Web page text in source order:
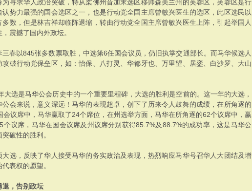
为寻求华人政治突破，特从柔佛州昔加末选区移师森美兰州的芙蓉区，芙蓉区是行
认势力最强的国会选区之一，也是行动党全国主席曾敏兴医生的选区，此区选民以
多数，但是林吉祥却临阵退缩，转由行动党全国主席曾敏兴医生上阵，引起举国人
，震撼了国内外政坛。
三春以845张多数票取胜，中选第6任国会议员，仍旧执掌交通部长。而马华候选人
攻破行动党保垒区，如：怡保、八打灵、华都牙也、万里望、居銮、白沙罗、大山
大选是马华公会历史中的一个重要里程碑，大选的胜利是空前的。这一年的大选，
公会来说，意义深远！马华的表现超卓，创下了历来令人鼓舞的成绩，在所角逐的
会议席中，马华赢取了24个席位，在州选举方面，马华在所角逐的62个议席中，赢
个议席，马华在国会议席及州议席分别获得85.7%及88.7%的成功率，这是马华公
破性的胜利。
大选，反映了华人接受马华的务实政治及表现，热烈响应马华号召华人大团结及增
代表权的愿望。
退，告别政坛